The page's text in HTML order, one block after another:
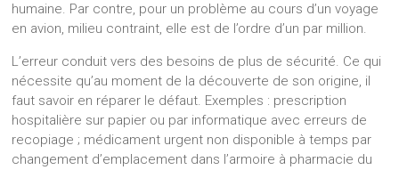
humaine. Par contre, pour un problème au cours d’un voyage
en avion, milieu contraint, elle est de l’ordre d’un par million.
L’erreur conduit vers des besoins de plus de sécurité. Ce qui
nécessite qu’au moment de la découverte de son origine, il
faut savoir en réparer le défaut. Exemples : prescription
hospitalière sur papier ou par informatique avec erreurs de
recopiage ; médicament urgent non disponible à temps par
changement d’emplacement dans l’armoire à pharmacie du